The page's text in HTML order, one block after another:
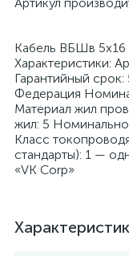
Кабель ВБШв 5х16
Характеристики:
Гарантийный
Федерация
Материал жил
жил: 5
Класс
стандарты): 1 —
«VK Corp»